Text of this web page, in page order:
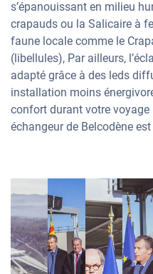
s’épanouissant en milieu
crapauds ou la Salicaire à
faune locale comme le
(libellules), Par ailleurs,
adapté grâce à des leds
installation moins
confort durant votre voyage
échangeur de Belcodène